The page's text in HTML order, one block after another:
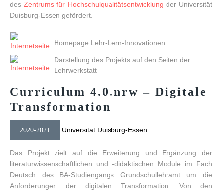
desZentrums für Hochschulqualitätsentwicklung der Universität
Duisburg-Essen gefördert.
Homepage Lehr-Lern-Innovationen
Darstellung des Projekts auf den Seiten der
Lehrwerkstatt
Curriculum 4.0.nrw – Digitale
Transformation
2020-2021 Universität Duisburg-Essen
Das Projekt zielt auf die Erweiterung und Ergänzung der
literaturwissenschaftlichen und -didaktischen Module im Fach
Deutsch des BA-Studiengangs Grundschullehramt um die
Anforderungen der digitalen Transformation: Von den